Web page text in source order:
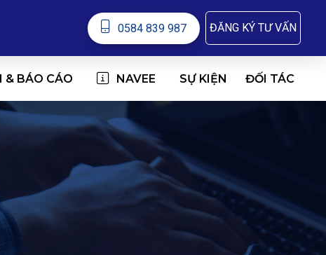
0584 839 987 ĐĂNG KÝ TƯ VẤN
& BÁO CÁO NAVEE SỰ KIỆN ĐỐI TÁC